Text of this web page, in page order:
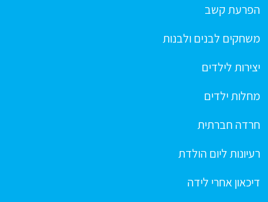
הפרעת קשב
משחקים לבנים ולבנות
יצירות לילדים
מחלות ילדים
חרדה חברתית
רעיונות ליום הולדת
דיכאון אחרי לידה